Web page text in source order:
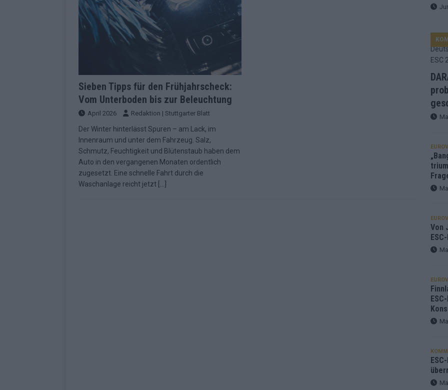
Wettbewerbs EUROVISION
[ Mai 2026 ] ESC-Finale komplett: 20 Qualifikanten, vier Big-Four-Länder, ein Gastgeber – alle Acts im
Überblick EUROVISION
ESC 2026: JJ performt „Unknown“, Walzer zu kurz, Moderation zu provinziell – das Fazit zum
[ Mai 2026 ] Quoten vor ESC-Halbfinale 2: Dänemark vorne, Aserbaidschan chancenlos – Zypern
überrascht negativ EXTRA
[ Juni 2026 ] Neue Themenwelt, neues Café, neue Westernstadt: Der Europa-Park 2026 setzt auf viele
Highlights EXTRA
[ Mai 2026 ] DARA gewinnt verdient, Israel problematisch, Deutschland strukturell gescheitert – das
Fazit zum ESC 2026
Sieben Tipps für den Frühjahrscheck:
Vom Unterboden bis zur Beleuchtung
April 2026 Redaktion | Stuttgarter Blatt
Der Winter hinterlässt Spuren – am Lack, im
Innenraum und unter dem Fahrzeug. Salz,
Schmutz, Feuchtigkeit und Blütenstaub haben dem
Auto in den vergangenen Monaten ordentlich
zugesetzt. Eine schnelle Fahrt durch die
Waschanlage reicht jetzt
Von